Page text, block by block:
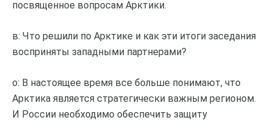
посвященное вопросам Арктики.
в: Что решили по Арктике и как эти итоги заседания
восприняты западными партнерами?
о: В настоящее время все больше понимают, что
Арктика является стратегически важным регионом.
И России необходимо обеспечить защиту